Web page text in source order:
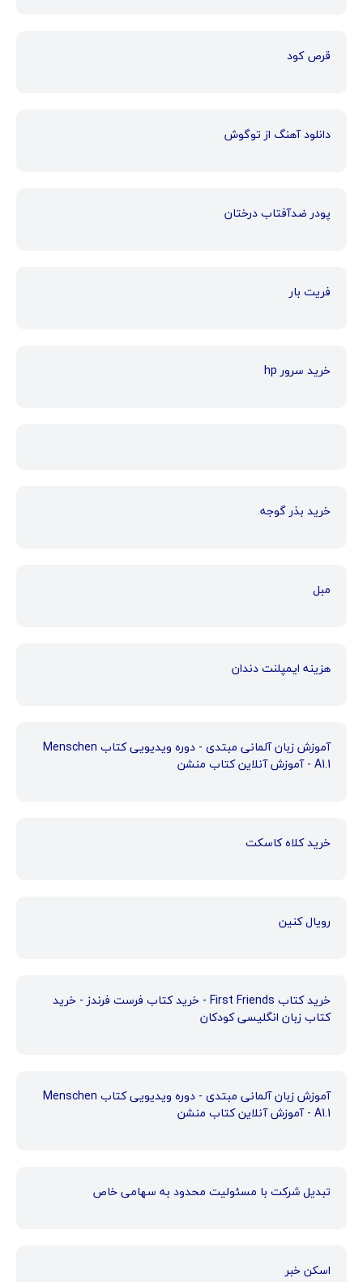
قرص کود
دانلود آهنگ از توگوش
پودر ضدآفتاب درختان
فریت بار
خرید سرور hp
خرید بذر گوجه
مبل
هزینه ایمپلنت دندان
آموزش زبان آلمانی مبتدی - دوره ویدیویی کتاب Menschen
A1.1 - آموزش آنلاین کتاب منشن
خرید کلاه کاسکت
رویال کنین
خرید کتاب First Friends - خرید کتاب فرست فرندز - خرید
کتاب زبان انگلیسی کودکان
آموزش زبان آلمانی مبتدی - دوره ویدیویی کتاب Menschen
A1.1 - آموزش آنلاین کتاب منشن
تبدیل شرکت با مسئولیت محدود به سهامی خاص
اسکن خبر